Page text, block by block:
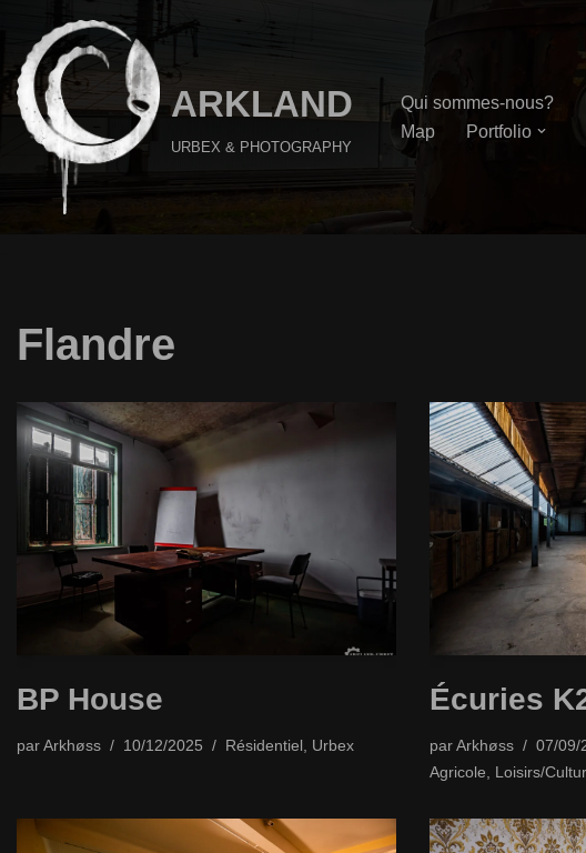
Aller
au
contenu
ARKLAND
URBEX & PHOTOGRAPHY
Qui sommes-nous?
Map
Portfolio
Flandre
BP House
parArkhøss 10/12/2025 Résidentiel Urbex
Écuries
parArkhøss
07/09/
Agricole
Loisirs/